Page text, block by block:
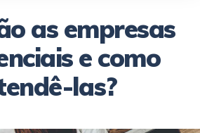
as empresas
e como
las?